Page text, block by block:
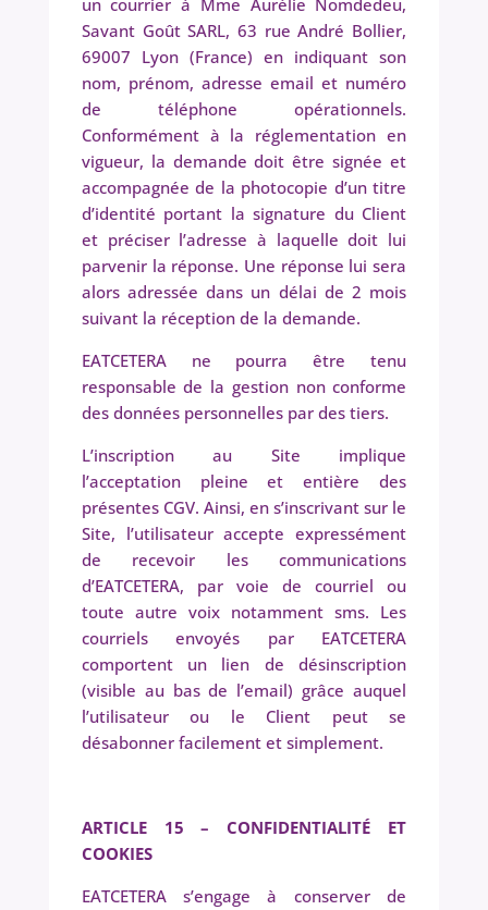
un courrier à Mme Aurélie Nomdedeu,
Savant Goût SARL, 63 rue André Bollier,
69007 Lyon (France) en indiquant son
nom, prénom, adresse email et numéro
de téléphone opérationnels.
Conformément à la réglementation en
vigueur, la demande doit être signée et
accompagnée de la photocopie d’un titre
d’identité portant la signature du Client
et préciser l’adresse à laquelle doit lui
parvenir la réponse. Une réponse lui sera
alors adressée dans un délai de 2 mois
suivant la réception de la demande.
EATCETERA ne pourra être tenu
responsable de la gestion non conforme
des données personnelles par des tiers.
L’inscription au Site implique
l’acceptation pleine et entière des
présentes CGV. Ainsi, en s’inscrivant sur le
Site, l’utilisateur accepte expressément
de recevoir les communications
d’EATCETERA, par voie de courriel ou
toute autre voix notamment sms. Les
courriels envoyés par EATCETERA
comportent un lien de désinscription
(visible au bas de l’email) grâce auquel
l’utilisateur ou le Client peut se
désabonner facilement et simplement.
ARTICLE 15 – CONFIDENTIALITÉ ET
COOKIES
EATCETERA s’engage à conserver de